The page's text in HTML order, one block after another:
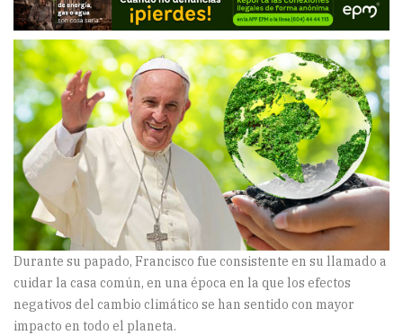
Durante su papado, Francisco fue consistente en su llamado a
cuidar la casa común, en una época en la que los efectos
negativos del cambio climático se han sentido con mayor
impacto en todo el planeta.